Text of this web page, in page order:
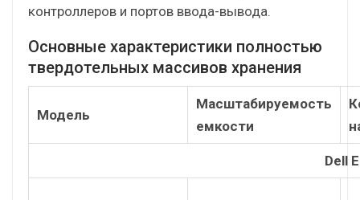
контроллеров и портов ввода-вывода.
Основные характеристики полностью
твердотельных массивов хранения
Модель
Масштабируемость
емкости
Dell